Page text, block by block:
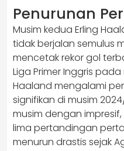
Penurunan
Musim kedua Erling
tidak berjalan semulus
mencetak rekor gol
Liga Primer Inggris
Haaland mengalami
signifikan di musim
musim dengan
lima pertandingan
menurun drastis sejak